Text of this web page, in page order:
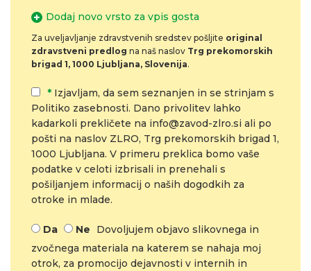
Dodaj novo vrsto za vpis gosta
Za uveljavljanje zdravstvenih sredstev pošljite original
zdravstveni predlog na naš naslov Trg prekomorskih
brigad 1, 1000 Ljubljana, Slovenija.
* Izjavljam, da sem seznanjen in se strinjam s
Politiko zasebnosti. Dano privolitev lahko
kadarkoli prekličete na info@zavod-zlro.si ali po
pošti na naslov ZLRO, Trg prekomorskih brigad 1,
1000 Ljubljana. V primeru preklica bomo vaše
podatke v celoti izbrisali in prenehali s
pošiljanjem informacij o naših dogodkih za
otroke in mlade.
Da Ne
Dovoljujem objavo slikovnega in
zvočnega materiala na katerem se nahaja moj
otrok, za promocijo dejavnosti v internih in